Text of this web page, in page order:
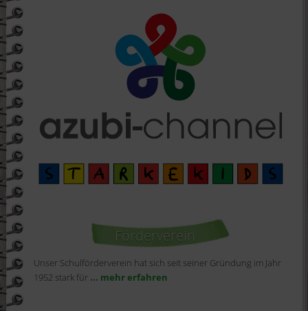
Förderverein
Unser Schulförderverein hat sich seit seiner Gründung im Jahr
1952 stark für ... mehr erfahren